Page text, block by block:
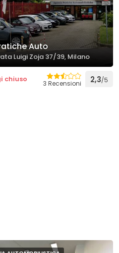
Auto
Luigi Zoja 37/39, Milano
chiuso 3 Recensioni 2,3/5